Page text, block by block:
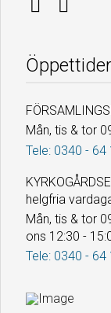
Mån, tis & tor
Tele: 0340 - 64
helgfria
Mån, tis & tor
ons 12:30 -
Tele: 0340 - 64